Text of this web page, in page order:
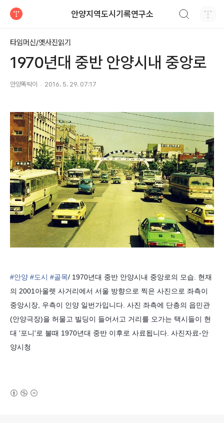
안양지역도시기록연구소
타임머신/옛사진읽기
1970년대 중반 안양시내 중앙로
안양똑딱이 2016. 5. 29. 07:17
#안양 #도시 #골목/ 1970년대 중반 안양시내 중앙로의 모습. 현재
의 2001아울렛 사거리에서 서울 방향으로 찍은 사진으로 좌측이
중앙시장, 우측이 인양 일번가입니다. 사진 좌측에 단층의 읍민관
(안양극장)을 허물고 빌딩이 들어서고 거리를 오가는 택시들이 현
대 '포니'로 불때 1970년대 중반 이후로 사료됩니다. 사진자료-안
양시청